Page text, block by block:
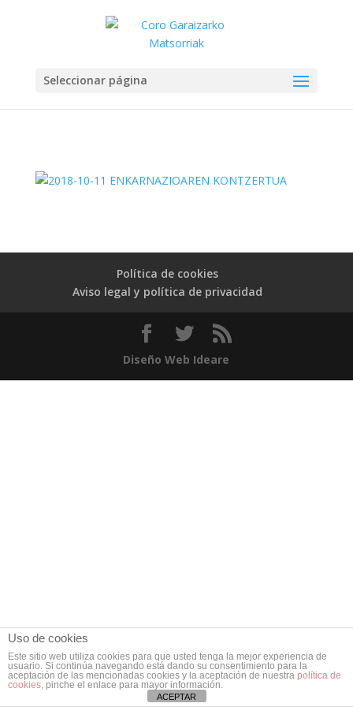
Seleccionar página
Política de cookies
Aviso legal y política de privacidad
Diseño Web Ideare
Uso de cookies
Este sitio web utiliza cookies para que usted tenga la mejor experiencia de
usuario. Si continúa navegando está dando su consentimiento para la
aceptación de las mencionadas cookies y la aceptación de nuestra política de
cookies, pinche el enlace para mayor información.
ACEPTAR